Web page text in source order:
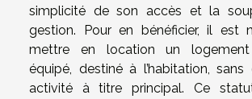
simplicité de son accès et la
gestion. Pour en bénéficier, il est
mettre en location un logement
équipé, destiné à l’habitation,
activité à titre principal. Ce